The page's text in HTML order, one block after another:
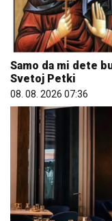
Samo da mi dete
Svetoj Petki
08. 08. 2026 07:36